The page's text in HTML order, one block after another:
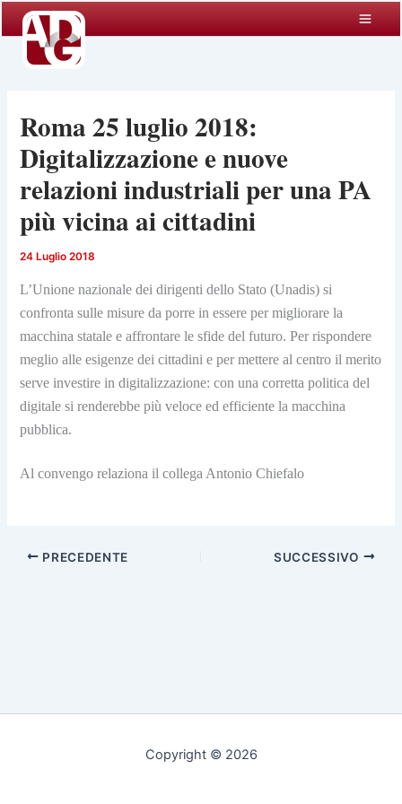
contenuto
Roma 25 luglio 2018:
Digitalizzazione e nuove
relazioni industriali per una PA
più vicina ai cittadini
24 Luglio 2018
L’Unione nazionale dei dirigenti dello Stato (Unadis) si
confronta sulle misure da porre in essere per migliorare la
macchina statale e affrontare le sfide del futuro. Per rispondere
meglio alle esigenze dei cittadini e per mettere al centro il merito
serve investire indigitalizzazione: con una corretta politica del
digitale si renderebbe più veloce ed efficiente la macchina
pubblica.
Al convengo relaziona il collega Antonio Chiefalo
PRECEDENTE SUCCESSIVO
Copyright © 2026